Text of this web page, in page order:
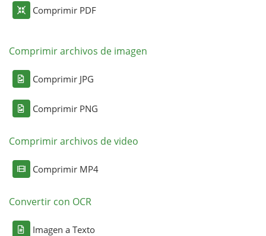
Comprimir PDF
Comprimir archivos de imagen
Comprimir JPG
Comprimir PNG
Comprimir archivos de video
Comprimir MP4
Convertir con OCR
Imagen a Texto